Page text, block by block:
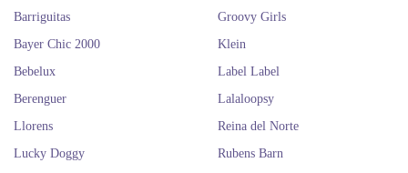
Barriguitas
Bayer Chic 2000
Bebelux
Berenguer
Groovy Girls
Klein
Label Label
Lalaloopsy
Llorens
Lucky Doggy
Reina del Norte
Rubens Barn